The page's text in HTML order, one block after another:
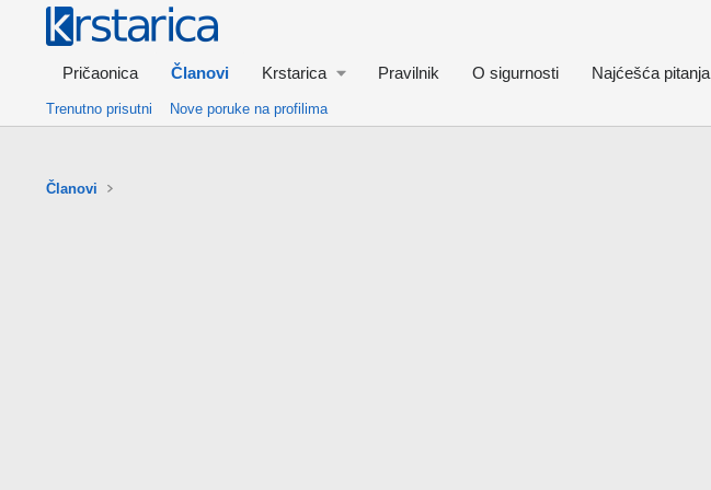
Pričaonica Članovi Krstarica Pravilnik O sigurnosti Najćešća pitanja
Trenutno prisutni Nove poruke na profilima
Članovi